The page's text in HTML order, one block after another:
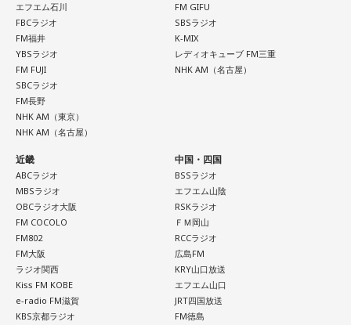
エフエム石川
FBCラジオ
FM福井
YBSラジオ
FM FUJI
SBCラジオ
FM長野
NHK AM（東京）
NHK AM（名古屋）
FM GIFU
SBSラジオ
K-MIX
レディオキューブ FM三重
NHK AM（名古屋）
近畿
ABCラジオ
MBSラジオ
OBCラジオ大阪
FM COCOLO
FM802
FM大阪
ラジオ関西
Kiss FM KOBE
e-radio FM滋賀
KBS京都ラジオ
中国・四国
BSSラジオ
エフエム山陰
RSKラジオ
ＦＭ岡山
RCCラジオ
広島FM
KRY山口放送
エフエム山口
JRT四国放送
FM徳島